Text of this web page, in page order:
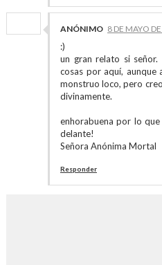
ANÓNIMO 8 DE MAYO
:)
un gran relato si
cosas por aquí, aunque
monstruo loco, pero
divinamente.
enhorabuena por lo
delante!
Señora Anónima Mortal
Responder